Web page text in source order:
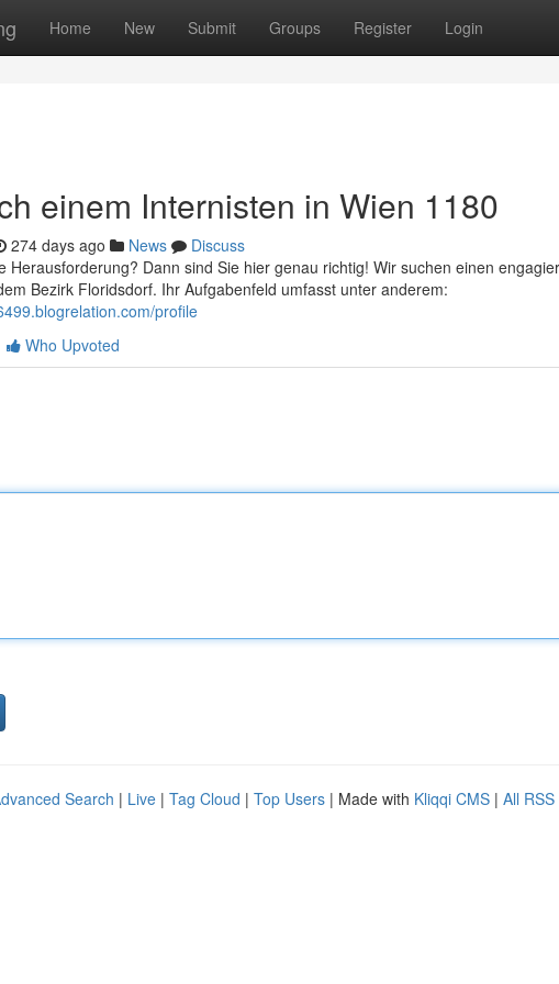
Home New Submit Groups Register Login
einem Internisten in Wien 1180
274 days ago News
Discuss
Herausforderung? Dann sind Sie hier genau richtig! Wir suchen einen
Bezirk Floridsdorf. Ihr Aufgabenfeld umfasst unter anderem:
profile
Who Upvoted
Search | Live | Tag Cloud | Top Users | Made with Kliqqi CMS | All